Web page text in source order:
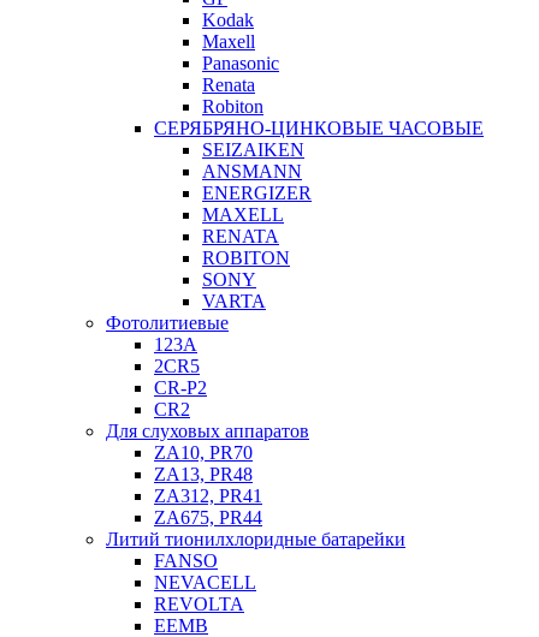
Kodak
Maxell
Panasonic
Renata
Robiton
СЕРЯБРЯНО-ЦИНКОВЫЕ ЧАСОВЫЕ
SEIZAIKEN
ANSMANN
ENERGIZER
MAXELL
RENATA
ROBITON
SONY
VARTA
Фотолитиевые
123A
2CR5
CR-P2
CR2
Для слуховых аппаратов
ZA10, PR70
ZA13, PR48
ZA312, PR41
ZA675, PR44
Литий тионилхлоридные батарейки
FANSO
NEVACELL
REVOLTA
EEMB